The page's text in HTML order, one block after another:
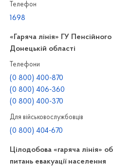
Телефон
1698
«Гаряча лінія» ГУ
Донецькій області
Телефони
(0 800) 400-870
(0 800) 406-360
(0 800) 400-370
Для військовослужбовців
(0 800) 404-670
Цілодобова «гаряча лінія»
питань евакуації населення